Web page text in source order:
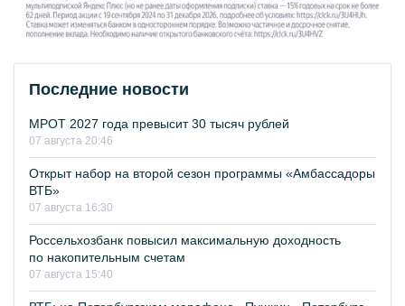
Последние новости
МРОТ 2027 года превысит 30 тысяч рублей
07 августа 20:46
Открыт набор на второй сезон программы «Амбассадоры
ВТБ»
07 августа 16:30
Россельхозбанк повысил максимальную доходность
по накопительным счетам
07 августа 15:40